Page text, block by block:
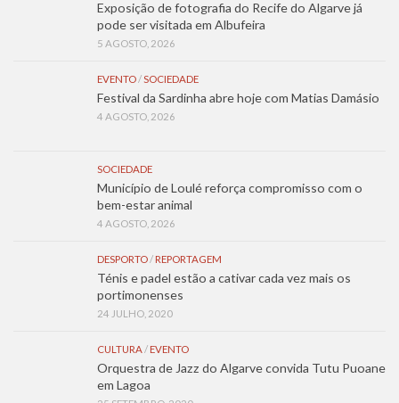
Exposição de fotografia do Recife do Algarve já
pode ser visitada em Albufeira
5 AGOSTO, 2026
EVENTO/SOCIEDADE
Festival da Sardinha abre hoje com Matias Damásio
4 AGOSTO, 2026
SOCIEDADE
Município de Loulé reforça compromisso com o
bem-estar animal
4 AGOSTO, 2026
DESPORTO/ REPORTAGEM
Ténis e padel estão a cativar cada vez mais os
portimonenses
24 JULHO, 2020
CULTURA/ EVENTO
Orquestra de Jazz do Algarve convida Tutu Puoane
em Lagoa